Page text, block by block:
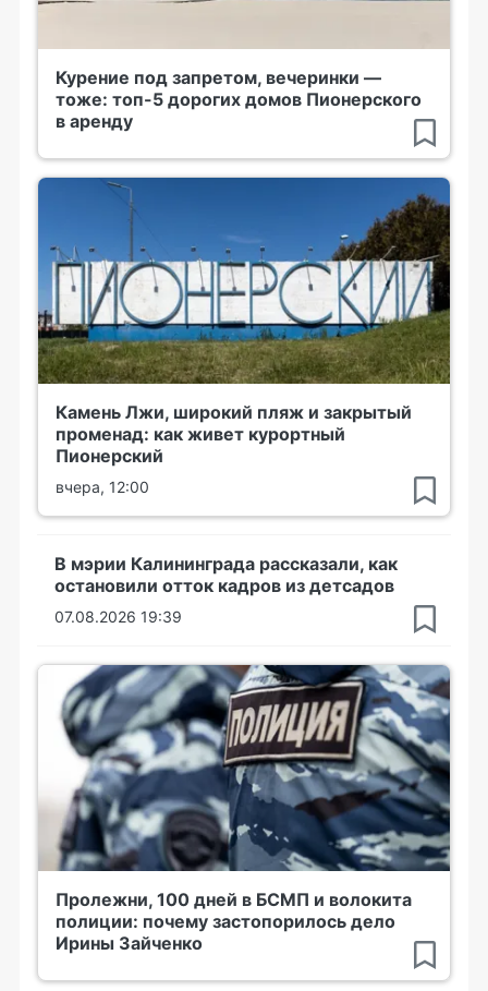
Курение под запретом, вечеринки —
тоже: топ-5 дорогих домов Пионерского
в аренду
Камень Лжи, широкий пляж и закрытый
променад: как живет курортный
Пионерский
вчера, 12:00
В мэрии Калининграда рассказали, как
остановили отток кадров из детсадов
07.08.2026 19:39
Пролежни, 100 дней в БСМП и волокита
полиции: почему застопорилось дело
Ирины Зайченко